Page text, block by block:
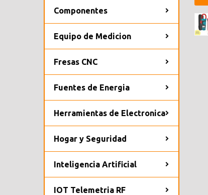
Componentes
Equipo de Medicion
Fresas CNC
Fuentes de Energia
Herramientas de Electronica
Hogar y Seguridad
Inteligencia Artificial
IOT Telemetria RF